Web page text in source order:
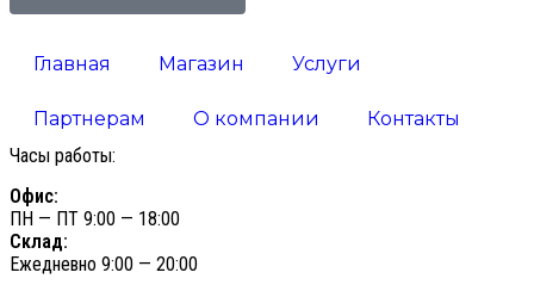
Главная Магазин Услуги
Партнерам О компании
Контакты
Часы работы:
Офис:
ПН — ПТ 9:00 — 18:00
Склад:
Ежедневно 9:00 — 20:00